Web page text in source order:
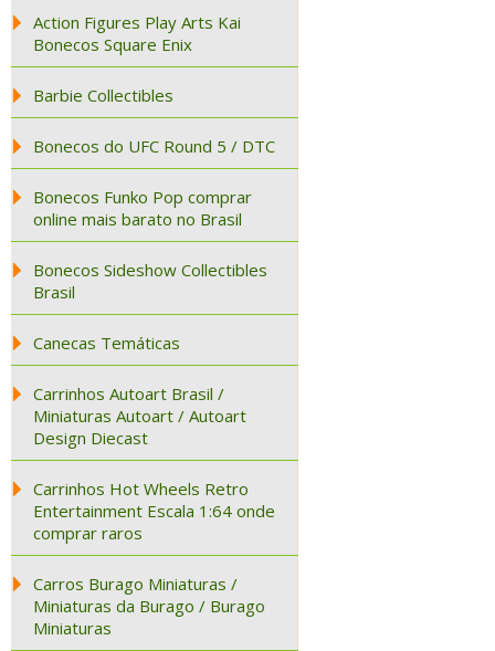
Action Figures Play Arts Kai
Bonecos Square Enix
Barbie Collectibles
Bonecos do UFC Round 5 / DTC
Bonecos Funko Pop comprar
online mais barato no Brasil
Bonecos Sideshow Collectibles
Brasil
Canecas Temáticas
Carrinhos Autoart Brasil /
Miniaturas Autoart / Autoart
Design Diecast
Carrinhos Hot Wheels Retro
Entertainment Escala 1:64 onde
comprar raros
Carros Burago Miniaturas /
Miniaturas da Burago / Burago
Miniaturas